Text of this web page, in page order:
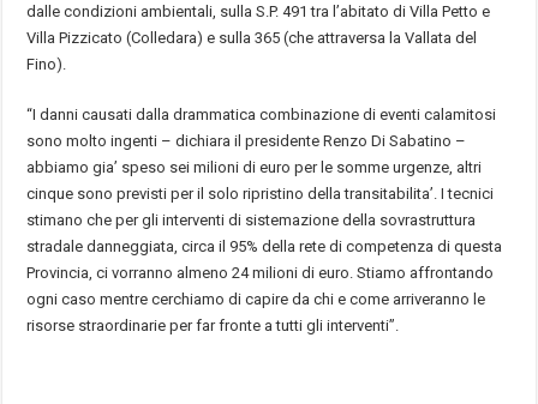
dalle condizioni ambientali, sulla S.P. 491 tra l’abitato di Villa Petto e
Villa Pizzicato (Colledara) e sulla 365 (che attraversa la Vallata del
Fino).
“I danni causati dalla drammatica combinazione di eventi calamitosi
sono molto ingenti – dichiara il presidente Renzo Di Sabatino –
abbiamo gia’ speso sei milioni di euro per le somme urgenze, altri
cinque sono previsti per il solo ripristino della transitabilita’. I tecnici
stimano che per gli interventi di sistemazione della sovrastruttura
stradale danneggiata, circa il 95% della rete di competenza di questa
Provincia, ci vorranno almeno 24 milioni di euro. Stiamo affrontando
ogni caso mentre cerchiamo di capire da chi e come arriveranno le
risorse straordinarie per far fronte a tutti gli interventi”.